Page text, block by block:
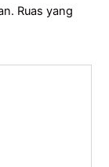
Ruas yang